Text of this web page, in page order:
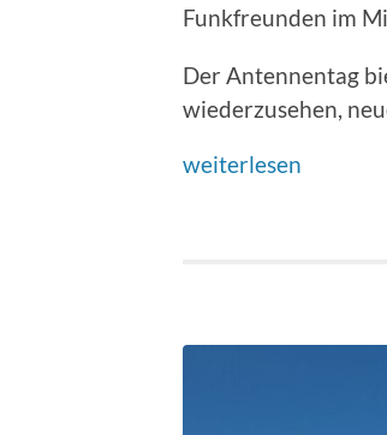
Funkfreunden im
Der Antennentag
wiederzusehen,
weiterlesen